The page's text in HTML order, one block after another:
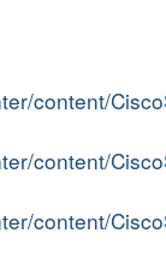
content/
content/
content/